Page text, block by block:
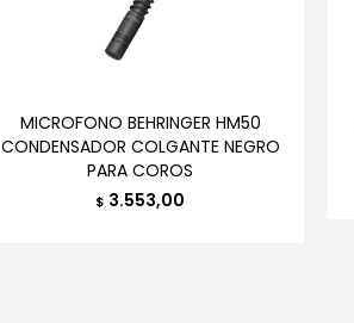
MICROFONO BEHRINGER HM50
CONDENSADOR COLGANTE NEGRO
PARA COROS
$ 3.553,00